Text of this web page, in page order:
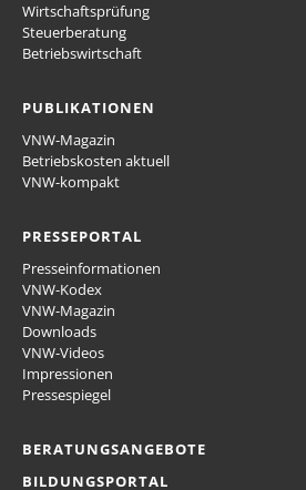
Wirtschaftsprüfung
Steuerberatung
Betriebswirtschaft
PUBLIKATIONEN
VNW-Magazin
Betriebskosten aktuell
VNW-kompakt
PRESSEPORTAL
Presseinformationen
VNW-Kodex
VNW-Magazin
Downloads
VNW-Videos
Impressionen
Pressespiegel
BERATUNGSANGEBOTE
BILDUNGSPORTAL